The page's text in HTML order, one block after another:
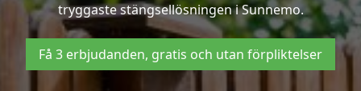
tryggaste stängsellösningen i Sunnemo.
Få 3 erbjudanden, gratis och utan förpliktelser